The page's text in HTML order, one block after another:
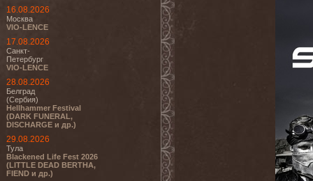
16.08.2026
Москва
VIO-LENCE
17.08.2026
Санкт-
Петербург
VIO-LENCE
28.08.2026
Белград
(Сербия)
Hellhammer Festival
(DARK FUNERAL,
DISCHARGE и др.)
29.08.2026
Тула
Blackened Life Fest 2026
(LITTLE DEAD BERTHA,
FIEND и др.)